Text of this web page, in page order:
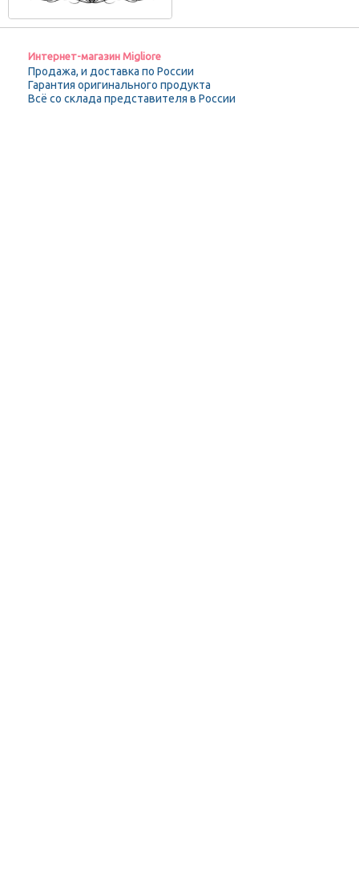
Интернет-магазин Migliore
Продажа, и доставка по России
Гарантия оригинального продукта
Всё со склада представителя в России